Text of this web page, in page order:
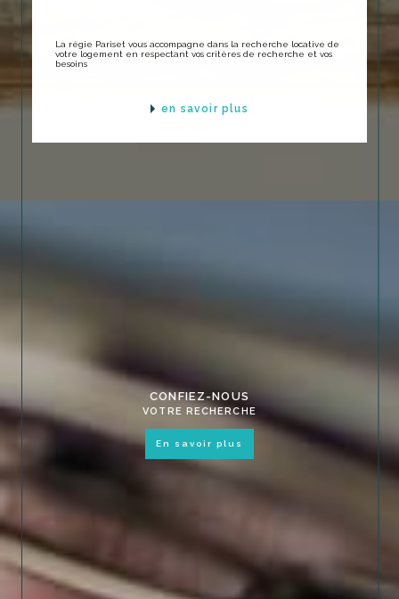
La régie Pariset vous accompagne dans la recherche locative de
votre logement en respectant vos critères de recherche et vos
besoins
en savoir plus
CONFIEZ-NOUS
VOTRE RECHERCHE
en savoir plus